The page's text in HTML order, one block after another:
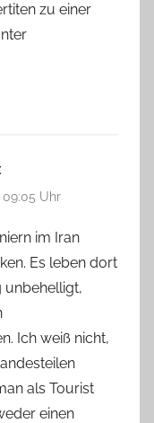
zu einer
09:05 Uhr
im Iran
Es leben dort
unbehelligt,
Ich weiß nicht,
als Tourist
einen